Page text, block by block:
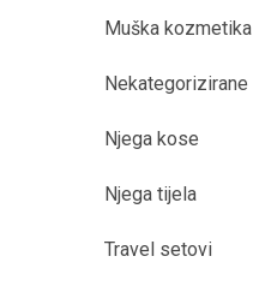
Muška kozmetika
Nekategorizirane
Njega kose
Njega tijela
Travel setovi